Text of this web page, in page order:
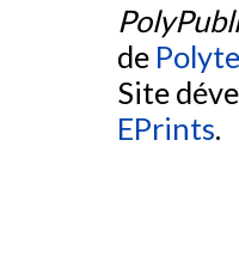
de
Site
EPrints.